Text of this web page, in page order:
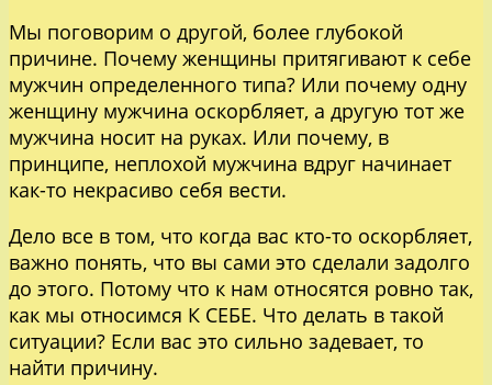
Мы поговорим о другой, более глубокой
причине. Почему женщины притягивают к себе
мужчин определенного типа? Или почему одну
женщину мужчина оскорбляет, а другую тот же
мужчина носит на руках. Или почему, в
принципе, неплохой мужчина вдруг начинает
как-то некрасиво себя вести.
Дело все в том, что когда вас кто-то оскорбляет,
важно понять, что вы сами это сделали задолго
до этого. Потому что к нам относятся ровно так,
как мы относимся К СЕБЕ. Что делать в такой
ситуации? Если вас это сильно задевает, то
найти причину.